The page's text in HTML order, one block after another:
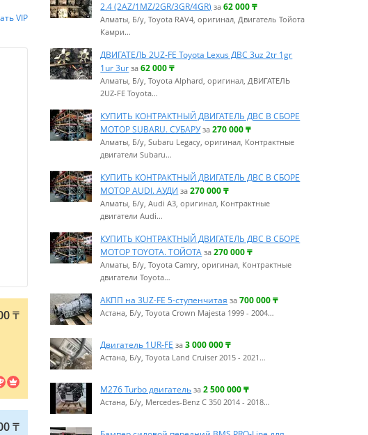
VIP
₸
₸
2.4 (2AZ/1MZ/2GR/3GR/4GR) за62 000₸
Алматы, Б/у, Toyota RAV4, оригинал, Двигатель Тойота
Камри…
ДВИГАТЕЛЬ 2UZ-FE Toyota Lexus ДВС 3uz 2tr 1gr
1ur 3ur за62 000₸
Алматы, Б/у, Toyota Alphard, оригинал, ДВИГАТЕЛЬ
2UZ-FE Toyota…
КУПИТЬ КОНТРАКТНЫЙ ДВИГАТЕЛЬ ДВС В СБОРЕ
МОТОР SUBARU. СУБАРУ за270 000₸
Алматы, Б/у, Subaru Legacy, оригинал, Контрактные
двигатели Subaru…
КУПИТЬ КОНТРАКТНЫЙ ДВИГАТЕЛЬ ДВС В СБОРЕ
МОТОР AUDI. АУДИ за270 000₸
Алматы, Б/у, Audi A3, оригинал, Контрактные
двигатели Audi…
КУПИТЬ КОНТРАКТНЫЙ ДВИГАТЕЛЬ ДВС В СБОРЕ
МОТОР TOYOTA. ТОЙОТА за270 000₸
Алматы, Б/у, Toyota Camry, оригинал, Контрактные
двигатели Toyota…
AKПП на 3UZ-FE 5-ступенчитая за700 000₸
Астана, Б/у, Toyota Crown Majesta 1999 - 2004…
Двигатель 1UR-FE за3 000 000₸
Астана, Б/у, Toyota Land Cruiser 2015 - 2021…
М276 Turbo двигатель за2 500 000₸
Астана, Б/у, Mercedes-Benz C 350 2014 - 2018…